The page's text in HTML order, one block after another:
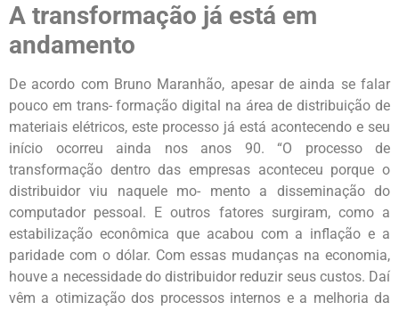
A transformação já está em
andamento
De acordo com Bruno Maranhão, apesar de ainda se falar
pouco em trans- formação digital na área de distribuição de
materiais elétricos, este processo já está acontecendo e seu
início ocorreu ainda nos anos 90. “O processo de
transformação dentro das empresas aconteceu porque o
distribuidor viu naquele mo- mento a disseminação do
computador pessoal. E outros fatores surgiram, como a
estabilização econômica que acabou com a inflação e a
paridade com o dólar. Com essas mudanças na economia,
houve a necessidade do distribuidor reduzir seus custos. Daí
vêm a otimização dos processos internos e a melhoria da